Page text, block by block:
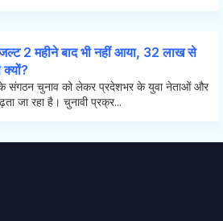
2 महीने बाद भी नहीं आया, 32 लाख से
क्यों?
संगठन चुनाव को लेकर प्रदेशभर के युवा नेताओं और
जा रहा है। चुनावी प्रक्र...